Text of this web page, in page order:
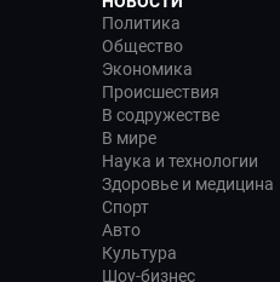
Политика
Общество
Экономика
Происшествия
В содружестве
В мире
Наука и технологии
Здоровье и медицина
Спорт
Авто
Культура
Шоу-бизнес